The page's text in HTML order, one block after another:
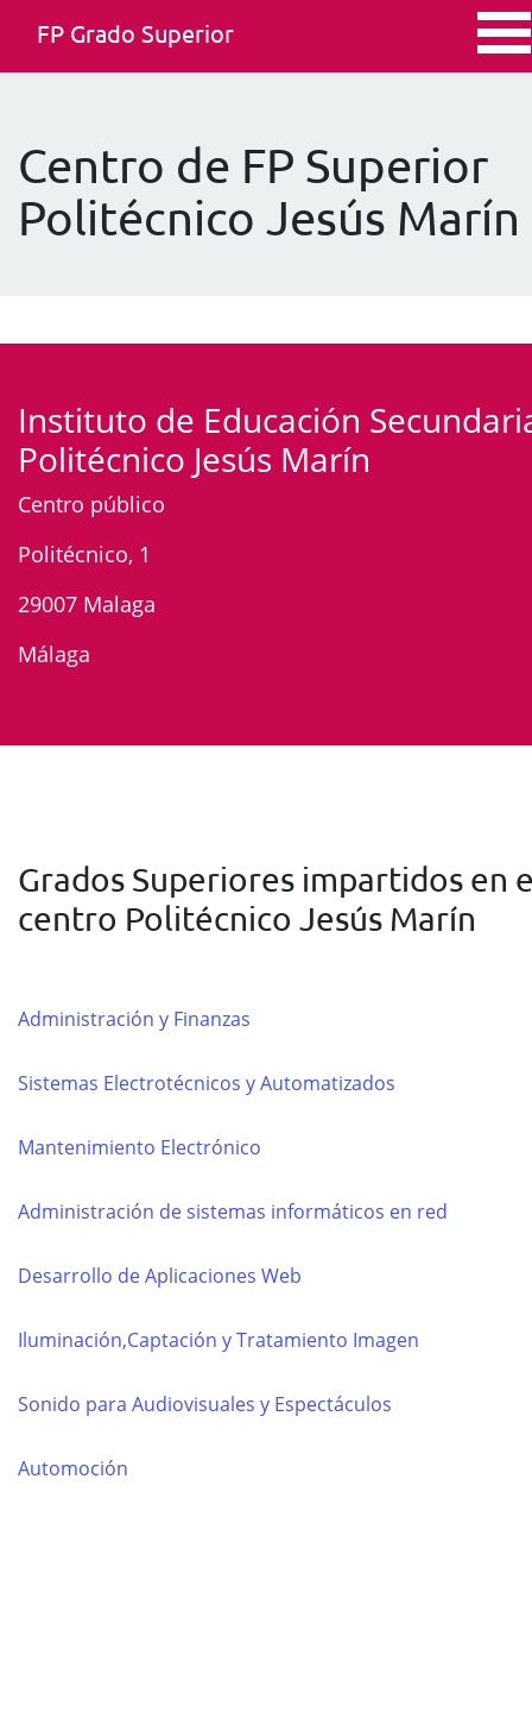
FP Grado Superior
Centro de FP Superior
Politécnico Jesús Marín
Instituto de Educación
Politécnico Jesús Marín
Centro público
Politécnico, 1
29007 Malaga
Málaga
Grados Superiores impartidos en
centro Politécnico Jesús Marín
Administración y Finanzas
Sistemas Electrotécnicos y Automatizados
Mantenimiento Electrónico
Administración de sistemas informáticos en red
Desarrollo de Aplicaciones Web
Iluminación,Captación y Tratamiento Imagen
Sonido para Audiovisuales y Espectáculos
Automoción